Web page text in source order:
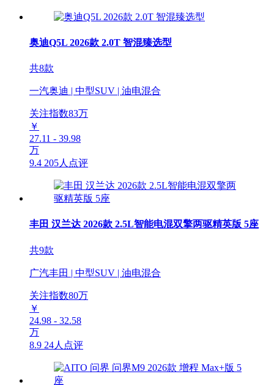
奥迪Q5L 2026款 2.0T 智混臻选型
共8款
一汽奥迪 | 中型SUV | 油电混合
关注指数83万
￥
27.11 - 39.98
万
9.4 205人点评
丰田 汉兰达 2026款 2.5L智能电混双擎两驱精英版 5座
共9款
广汽丰田 | 中型SUV | 油电混合
关注指数80万
￥
24.98 - 32.58
万
8.9 24人点评